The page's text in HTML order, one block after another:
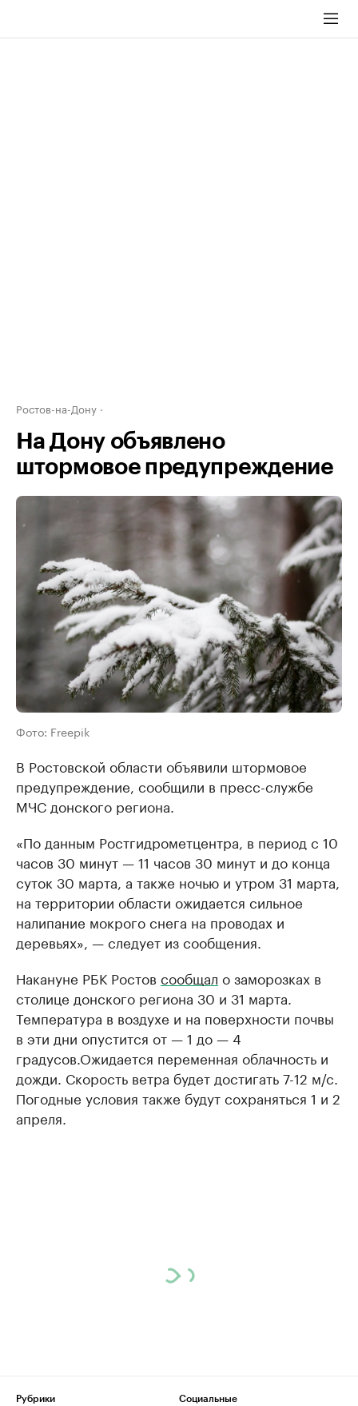
Ростов-на-Дону
На Дону объявлено
штормовое предупреждение
Фото: Freepik
В Ростовской области объявили штормовое
предупреждение, сообщили в пресс-службе
МЧС донского региона.
«По данным Ростгидрометцентра, в период с 10
часов 30 минут — 11 часов 30 минут и до конца
суток 30 марта, а также ночью и утром 31 марта,
на территории области ожидается сильное
налипание мокрого снега на проводах и
деревьях», — следует из сообщения.
Накануне РБК Ростов сообщал о заморозках в
столице донского региона 30 и 31 марта.
Температура в воздухе и на поверхности почвы
в эти дни опустится от — 1 до — 4
градусов.Ожидается переменная облачность и
дожди. Скорость ветра будет достигать 7-12 м/с.
Погодные условия также будут сохраняться 1 и 2
апреля.
Рубрики
Социальные